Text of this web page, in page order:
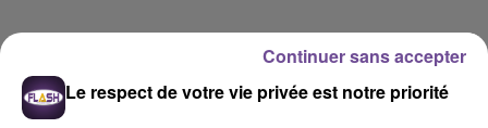
Le respect de votre vie privée est notre priorité
Continuer sans accepter